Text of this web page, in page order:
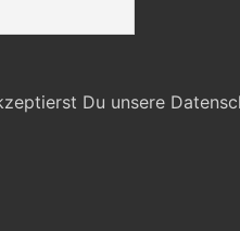
Du unsere